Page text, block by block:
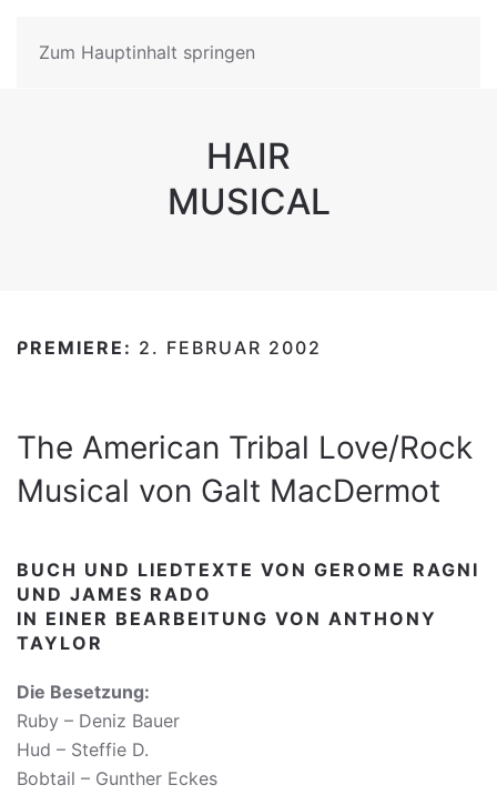
Zum Hauptinhalt springen
HAIR
MUSICAL
PREMIERE: 2. FEBRUAR 2002
The American Tribal Love/Rock
Musical von Galt MacDermot
BUCH UND LIEDTEXTE VON GEROME RAGNI
UND JAMES RADO
IN EINER BEARBEITUNG VON ANTHONY
TAYLOR
Die Besetzung:
Ruby – Deniz Bauer
Hud – Steffie D.
Bobtail – Gunther Eckes